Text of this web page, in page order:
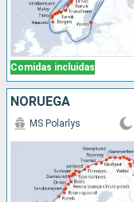
Comidas incluidas
NORUEGA
MS Polarlys